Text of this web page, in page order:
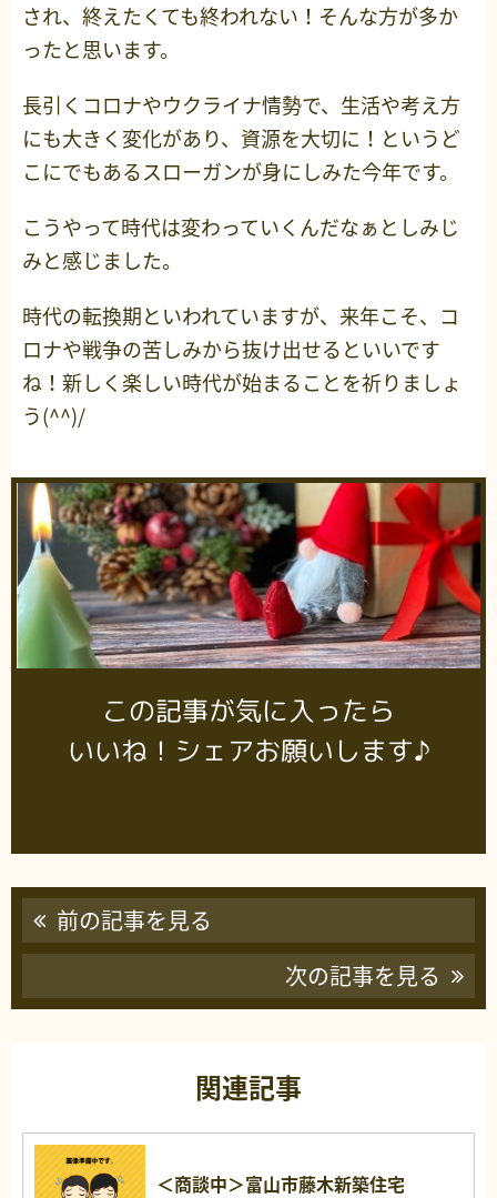
され、終えたくても終われない！そんな方が多か
ったと思います。
長引くコロナやウクライナ情勢で、生活や考え方
にも大きく変化があり、資源を大切に！というど
こにでもあるスローガンが身にしみた今年です。
こうやって時代は変わっていくんだなぁとしみじ
みと感じました。
時代の転換期といわれていますが、来年こそ、コ
ロナや戦争の苦しみから抜け出せるといいです
ね！新しく楽しい時代が始まることを祈りましょ
う(^^)/
この記事が気に入ったら
いいね！シェアお願いします♪
前の記事を見る
次の記事を見る
関連記事
＜商談中＞富山市藤木新築住宅